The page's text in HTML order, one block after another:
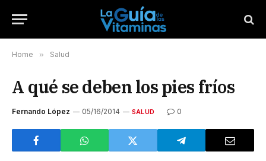
Home » Salud
A qué se deben los pies fríos
Fernando López 05/16/2014 SALUD 0